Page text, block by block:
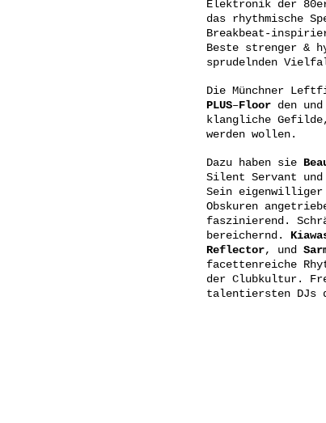
Elektronik der
das rhythmische
Breakbeat-
Beste strenger &
sprudelnden
Die Münchner
PLUS–Floorden und
klangliche
werden wollen.
Dazu haben sie
Silent Servant und
Sein eigenwilliger
Obskuren
faszinierend.
bereichernd.
Reflector, und
facettenreiche
der Clubkultur.
talentiersten DJs